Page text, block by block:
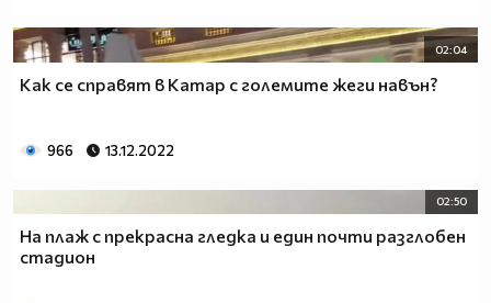
02:04
Как се справят в Катар с големите жеги навън?
966 13.12.2022
02:50
На плаж с прекрасна гледка и един почти разглобен
стадион